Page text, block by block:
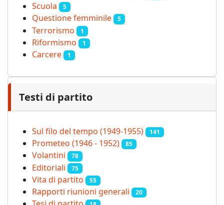
Scuola 5
Questione femminile 5
Terrorismo 1
Riformismo 1
Carcere 1
Testi di partito
Sul filo del tempo (1949-1955) 141
Prometeo (1946 - 1952) 85
Volantini 78
Editoriali 75
Vita di partito 55
Rapporti riunioni generali 20